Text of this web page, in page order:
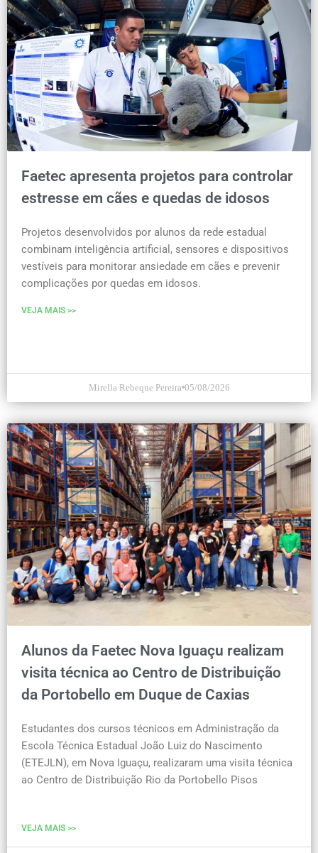
Faetec apresenta projetos para controlar
estresse em cães e quedas de idosos
Projetos desenvolvidos por alunos da rede estadual
combinam inteligência artificial, sensores e dispositivos
vestíveis para monitorar ansiedade em cães e prevenir
complicações por quedas em idosos.
VEJA MAIS >>
Mirella Rebeque Pereira 05/08/2026
Alunos da Faetec Nova Iguaçu realizam
visita técnica ao Centro de Distribuição
da Portobello em Duque de Caxias
Estudantes dos cursos técnicos em Administração da
Escola Técnica Estadual João Luiz do Nascimento
(ETEJLN), em Nova Iguaçu, realizaram uma visita técnica
ao Centro de Distribuição Rio da Portobello Pisos
VEJA MAIS >>